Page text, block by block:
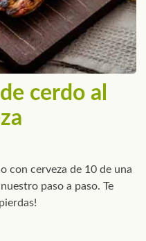
cerdo al
con cerveza de 10 de una
paso a paso. Te